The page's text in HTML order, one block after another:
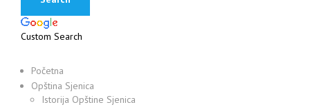
Custom Search
Početna
Opština Sjenica
Istorija Opštine Sjenica